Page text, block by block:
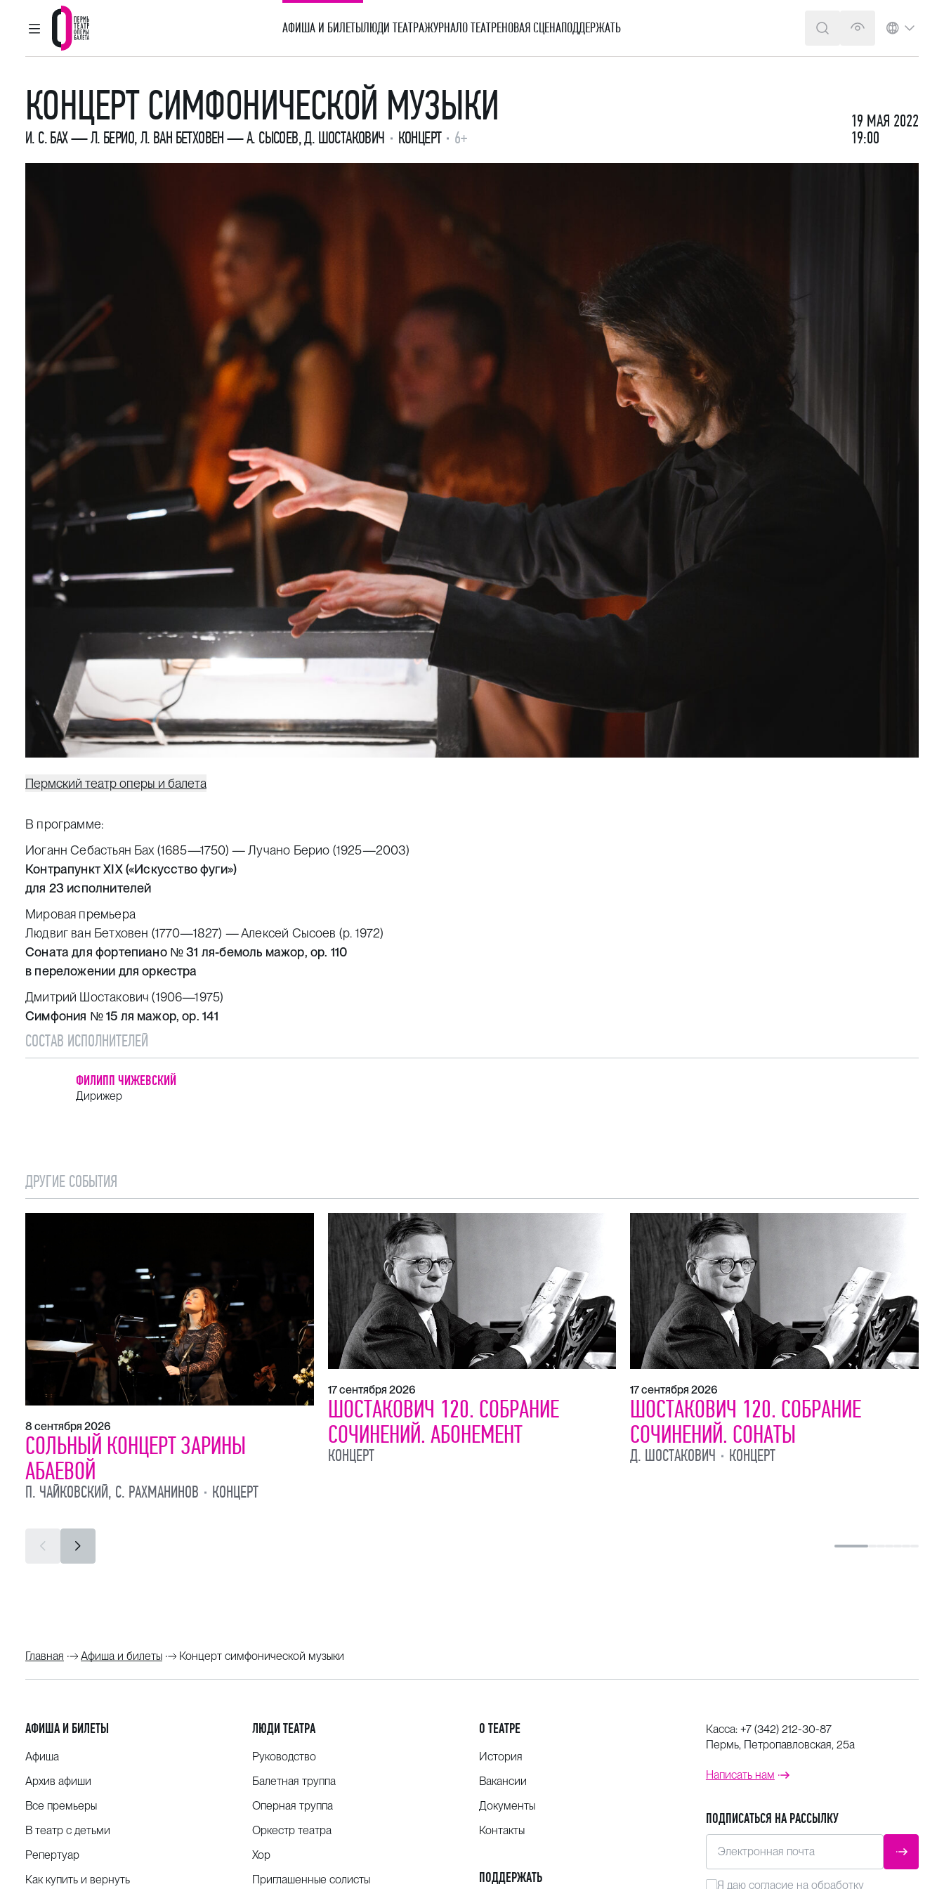
ГЛАВНОЕ МЕНЮ
Пермский театр оперы и балета
АФИША И БИЛЕТЫЛЮДИ ТЕАТРАЖУРНАЛО ТЕАТРЕНОВАЯ СЦЕНАПОДДЕРЖАТЬ ПОИСКВЕРСИЯ ДЛЯ
ЯЗЫК
КОНЦЕРТ СИМФОНИЧЕСКОЙ МУЗЫКИ
И. С. БАХ — Л. БЕРИО,Л. ВАН БЕТХОВЕН — А. СЫСОЕВ,Д. ШОСТАКОВИЧ КОНЦЕРТ 6+
19 МАЯ 2022
19:00
Пермский театр оперы и балета
В программе:
Иоганн Себастьян Бах (1685—1750) — Лучано Берио (1925—2003)
КонтрапунктXIX(«Искусство фуги»)
для 23 исполнителей
Мировая премьера
Людвиг ван Бетховен (1770—1827) — Алексей Сысоев (р. 1972)
Соната для фортепиано № 31 ля-бемоль мажор, op. 110
в переложении для оркестра
Дмитрий Шостакович (1906—1975)
Симфония № 15 ля мажор, op. 141
СОСТАВ ИСПОЛНИТЕЛЕЙ
ФИЛИПП ЧИЖЕВСКИЙ
Дирижер
ДРУГИЕ СОБЫТИЯ
8 сентября 2026
СОЛЬНЫЙ КОНЦЕРТ ЗАРИНЫ
АБАЕВОЙ
П. ЧАЙКОВСКИЙ, С. РАХМАНИНОВ КОНЦЕРТ
17 сентября 2026
ШОСТАКОВИЧ 120. СОБРАНИЕ
СОЧИНЕНИЙ. АБОНЕМЕНТ
КОНЦЕРТ
17 сентября 2026
ШОСТАКОВИЧ 120. СОБРАНИЕ
СОЧИНЕНИЙ. СОНАТЫ
Д. ШОСТАКОВИЧ КОНЦЕРТ
Главная Афиша и билеты Концерт симфонической музыки
АФИША И БИЛЕТЫ
Афиша
Архив афиши
Все премьеры
В театр с детьми
Репертуар
Как купить и вернуть
ЛЮДИ ТЕАТРА
Руководство
Балетная труппа
Оперная труппа
Оркестр театра
Хор
Приглашенные солисты
О ТЕАТРЕ
История
Вакансии
Документы
Контакты
ПОДДЕРЖАТЬ
Касса: +7 (342) 212-30-87
Пермь, Петропавловская, 25а
Написать нам
ПОДПИСАТЬСЯ НА РАССЫЛКУ
Электронная почта
Я даю согласие на обработку